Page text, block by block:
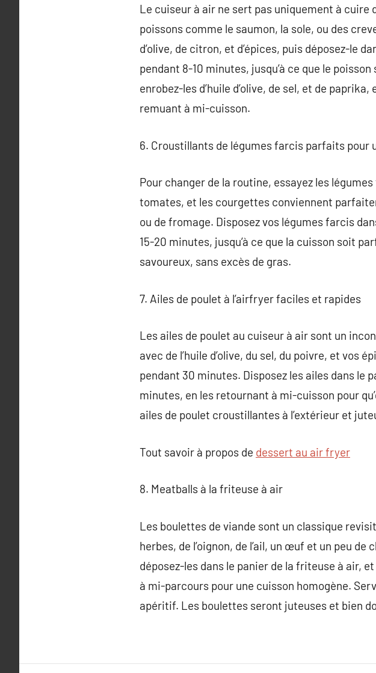
Le cuiseur à air ne sert pas uniquement à
poissons comme le saumon, la sole, ou des
d’olive, de citron, et d’épices, puis déposez-le
pendant 8-10 minutes, jusqu’à ce que le
enrobez-les d’huile d’olive, de sel, et de
remuant à mi-cuisson.
6. Croustillants de légumes farcis parfaits pour
Pour changer de la routine, essayez les
tomates, et les courgettes conviennent
ou de fromage. Disposez vos légumes farcis
15-20 minutes, jusqu’à ce que la cuisson soit
savoureux, sans excès de gras.
7. Ailes de poulet à l’airfryer faciles et rapides
Les ailes de poulet au cuiseur à air sont un
avec de l’huile d’olive, du sel, du poivre, et
pendant 30 minutes. Disposez les ailes dans le
minutes, en les retournant à mi-cuisson pour
ailes de poulet croustillantes à l’extérieur et
Tout savoir à propos de dessert au air fryer
8. Meatballs à la friteuse à air
Les boulettes de viande sont un classique
herbes, de l’oignon, de l’ail, un œuf et un peu
déposez-les dans le panier de la friteuse à air,
à mi-parcours pour une cuisson homogène.
apéritif. Les boulettes seront juteuses et bien